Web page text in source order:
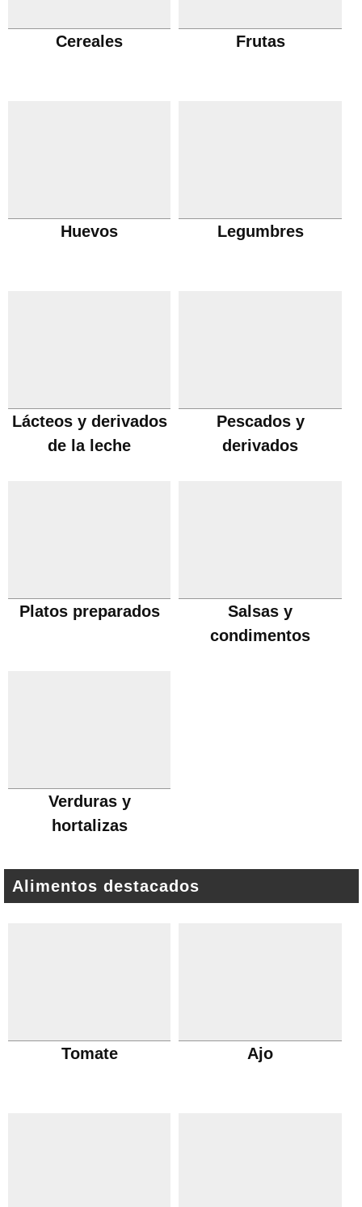
Cereales Frutas
Huevos Legumbres
Lácteos y derivados
de la leche
Pescados y
derivados
Platos preparados
Salsas y
condimentos
Verduras y
hortalizas
Alimentos destacados
Tomate Ajo